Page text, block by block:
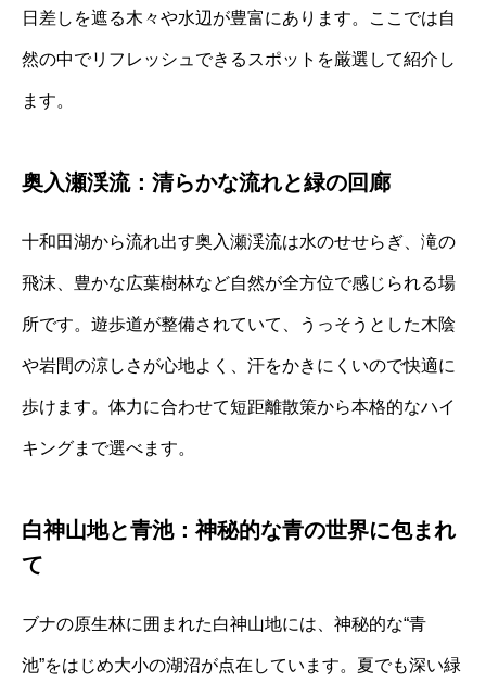
日差しを遮る木々や水辺が豊富にあります。ここでは自
然の中でリフレッシュできるスポットを厳選して紹介し
ます。
奥入瀬渓流：清らかな流れと緑の回廊
十和田湖から流れ出す奥入瀬渓流は水のせせらぎ、滝の
飛沫、豊かな広葉樹林など自然が全方位で感じられる場
所です。遊歩道が整備されていて、うっそうとした木陰
や岩間の涼しさが心地よく、汗をかきにくいので快適に
歩けます。体力に合わせて短距離散策から本格的なハイ
キングまで選べます。
白神山地と青池：神秘的な青の世界に包まれ
て
ブナの原生林に囲まれた白神山地には、神秘的な“青
池”をはじめ大小の湖沼が点在しています。夏でも深い緑